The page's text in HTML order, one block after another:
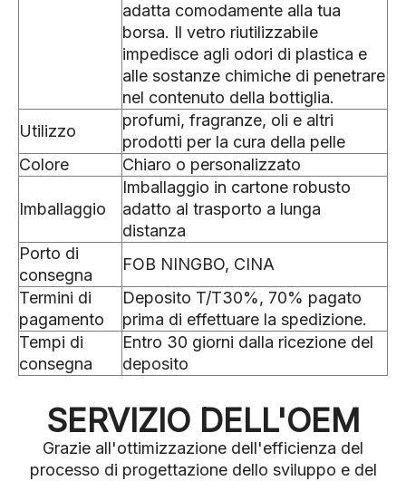
adatta comodamente alla tua
borsa. Il vetro riutilizzabile
impedisce agli odori di plastica e
alle sostanze chimiche di penetrare
nel contenuto della bottiglia.
Utilizzo
profumi, fragranze, oli e altri
prodotti per la cura della pelle
Colore
Chiaro o personalizzato
Imballaggio
Imballaggio in cartone robusto
adatto al trasporto a lunga
distanza
Porto di
consegna
FOB NINGBO, CINA
Termini di
pagamento
Deposito T/T30%, 70% pagato
prima di effettuare la spedizione.
Tempi di
consegna
Entro 30 giorni dalla ricezione del
deposito
SERVIZIO DELL'OEM
Grazie all'ottimizzazione dell'efficienza del
processo di progettazione dello sviluppo e del